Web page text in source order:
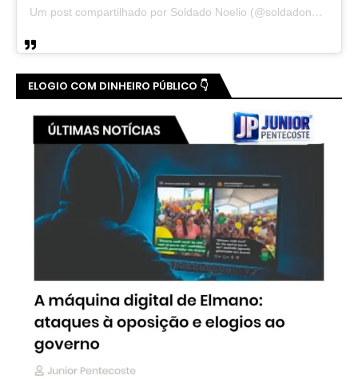
Um post compartilhado por Soldado Noelio (@soldadonoelio)
ELOGIO COM DINHEIRO PÚBLICO 👇